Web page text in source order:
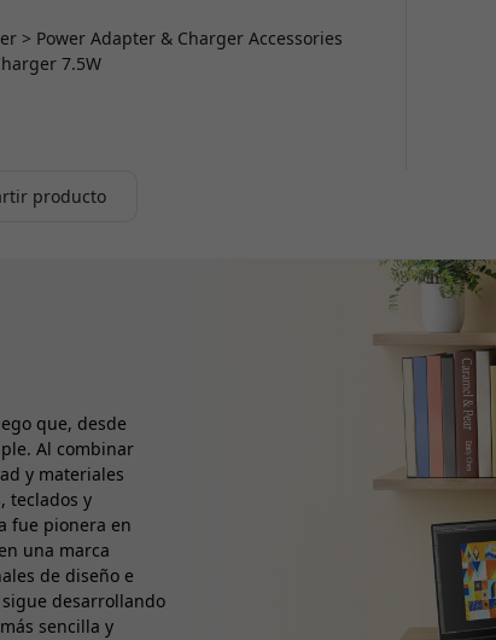
> Power Adapter & Charger Accessories
7.5W
producto
que, desde
Al combinar
y materiales
teclados y
fue pionera en
una marca
de diseño e
sigue desarrollando
sencilla y